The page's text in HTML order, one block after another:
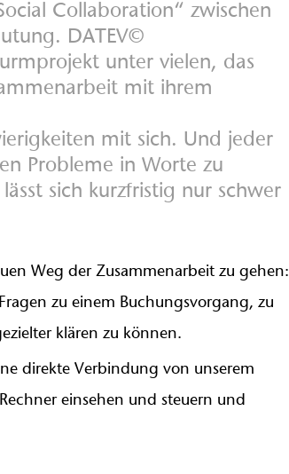
Collaboration“ zwischen
DATEV©
unter vielen, das
mit ihrem
mit sich. Und jeder
Probleme in Worte zu
sich kurzfristig nur schwer
Weg der Zusammenarbeit zu gehen:
zu einem Buchungsvorgang, zu
klären zu können.
direkte Verbindung von unserem
einsehen und steuern und